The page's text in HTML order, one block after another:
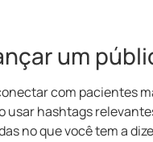
um
com pacientes
usar hashtags
no que você tem a